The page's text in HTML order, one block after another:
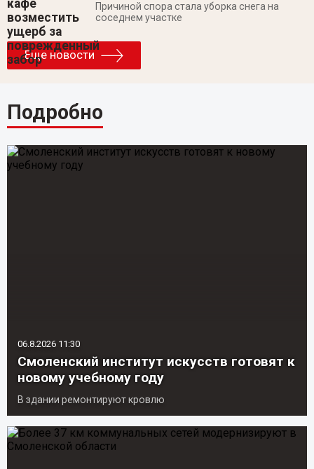
Причиной спора стала уборка снега на
соседнем участке
Еще новости
Подробно
06.8.2026 11:30
Смоленский институт искусств готовят к
новому учебному году
В здании ремонтируют кровлю